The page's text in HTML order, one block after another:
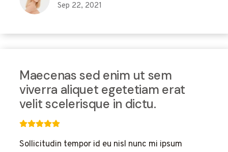
Sep 22, 2021
Maecenas sed enim ut sem
viverra aliquet egetetiam erat
velit scelerisque in dictu.
Sollicitudin tempor id eu nisl nunc mi ipsum